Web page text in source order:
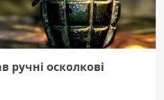
ручні осколкові